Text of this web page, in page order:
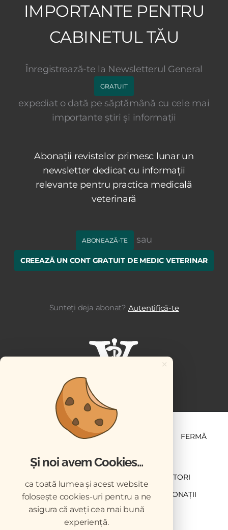
IMPORTANTE PENTRU
CABINETUL TĂU
Înregistrează-te la Newsletterul General
GRATUIT
expediat o dată pe săptămână cu cele mai
importante știri și informații
Abonații revistelor primesc lunar un
newsletter dedicat cu informații
relevante pentru practica medicală
veterinară
ABONEAZĂ-TE sau
CREEAZĂ UN CONT GRATUIT DE MEDIC VETERINAR
Sunteți deja abonat? Autentifică-te
ȘTIINȚĂ ȘI PRACTICĂ FERMĂ
CONTRIBUTORI
DESCĂRCĂRI ACREDITARE CMVRO DONAȚII
CHESTIONAR
×
Și noi avem Cookies...
ca toată lumea și acest website
folosește cookies-uri pentru a ne
asigura că aveți cea mai bună
experiență.